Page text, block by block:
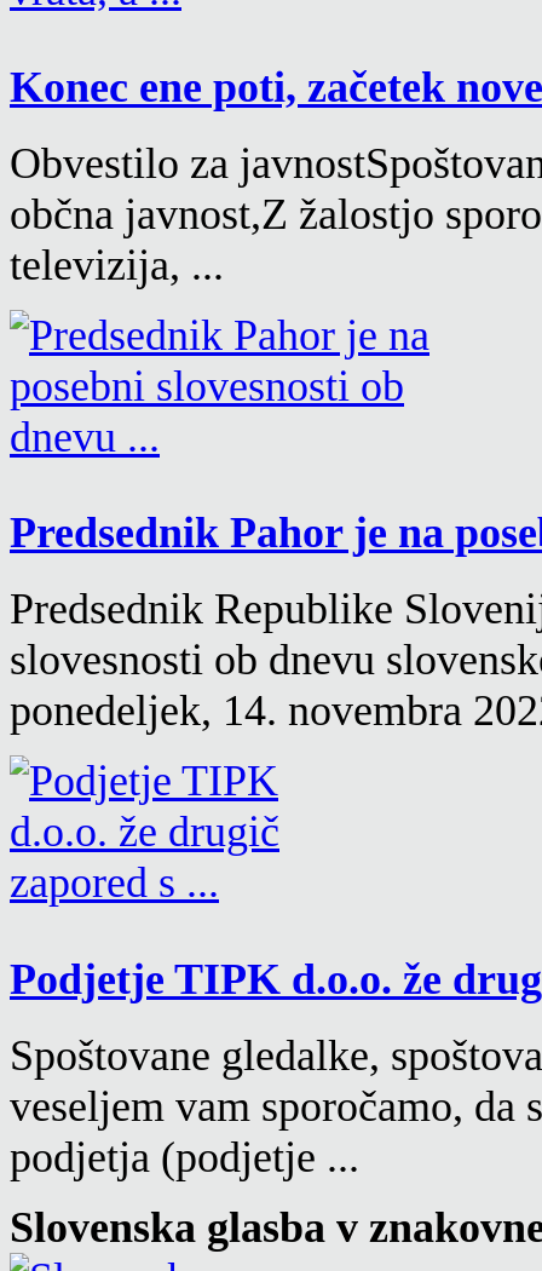
Konec ene poti, začetek
Obvestilo za
občna javnost,Z žalostjo
televizija, ...
Predsednik Pahor je na
Predsednik Republike
slovesnosti ob dnevu
ponedeljek, 14. novembra
Podjetje TIPK d.o.o. že
Spoštovane gledalke,
veseljem vam sporočamo, da
podjetja (podjetje ...
Slovenska glasba v